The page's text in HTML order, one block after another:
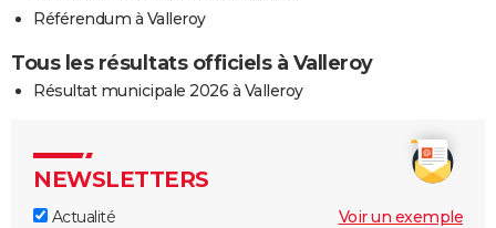
Référendum à Valleroy
Tous les résultats officiels à Valleroy
Résultat municipale 2026 à Valleroy
NEWSLETTERS
Actualité
Voir un exemple